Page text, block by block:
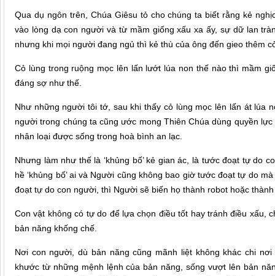
Qua dụ ngôn trên, Chúa Giêsu tỏ cho chúng ta biết rằng kẻ
vào lòng dạ con người và từ mầm giống xấu xa ấy, sự dữ lan
nhưng khi mọi người đang ngủ thì kẻ thù của ông đến gieo thêm
Cỏ lùng trong ruộng mọc lên lấn lướt lúa non thế nào thì mầm
đáng sợ như thế.
Như những người tôi tớ, sau khi thấy cỏ lùng mọc lên lấn át lúa
người trong chúng ta cũng ước mong Thiên Chúa dùng quyền
nhân loại được sống trong hoà bình an lạc.
Nhưng làm như thế là ‘khủng bố’ kẻ gian ác, là tước đoạt tự do
hề ‘khủng bố’ ai và Người cũng không bao giờ tước đoạt tự do
đoạt tự do con người, thì Người sẽ biến họ thành robot hoặc
Con vật không có tự do để lựa chọn điều tốt hay tránh điều xấu,
bản năng khống chế.
Nơi con người, dù bản năng cũng mãnh liệt không khác chi
khước từ những mệnh lệnh của bản năng, sống vượt lên bản